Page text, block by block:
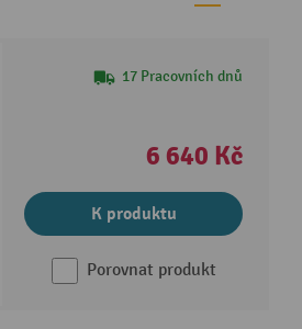
17 Pracovních dnů
6 640 Kč
K produktu
Porovnat produkt